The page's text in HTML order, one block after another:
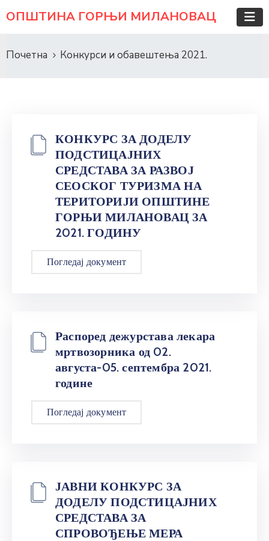
ОПШТИНА ГОРЊИ МИЛАНОВАЦ
Почетна Конкурси и обавештења 2021.
КОНКУРС ЗА ДОДЕЛУ
ПОДСТИЦАЈНИХ
СРЕДСТАВА ЗА РАЗВОЈ
СЕОСКОГ ТУРИЗМА НА
ТЕРИТОРИЈИ ОПШТИНЕ
ГОРЊИ МИЛАНОВАЦ ЗА
2021. ГОДИНУ
Погледај документ
Распоред дежурстава лекара
мртвозорника од 02.
августа-05. септембра 2021.
године
Погледај документ
ЈАВНИ КОНКУРС ЗА
ДОДЕЛУ ПОДСТИЦАЈНИХ
СРЕДСТАВА ЗА
СПРОВОЂЕЊЕ МЕРА